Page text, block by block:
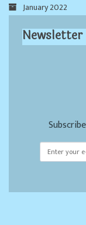
January 2022
Newsletter